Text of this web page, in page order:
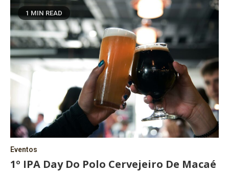
1 MIN READ
Eventos
1º IPA Day Do Polo Cervejeiro De Macaé